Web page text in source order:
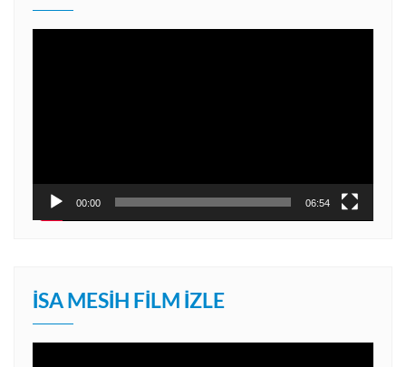
00:00 06:54
İSA MESIH FILM İZLE